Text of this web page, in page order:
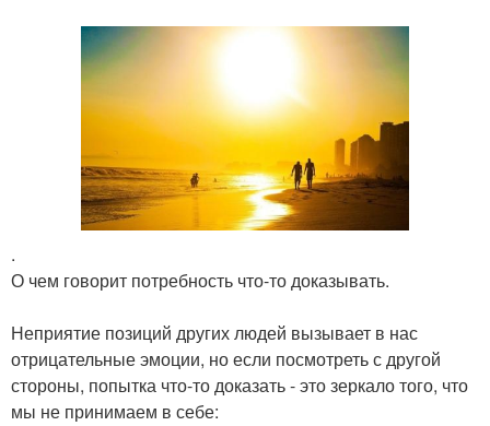
.
О чем говорит потребность что-то доказывать.
Неприятие позиций других людей вызывает в нас
отрицательные эмоции, но если посмотреть с другой
стороны, попытка что-то доказать - это зеркало того, что
мы не принимаем в себе: